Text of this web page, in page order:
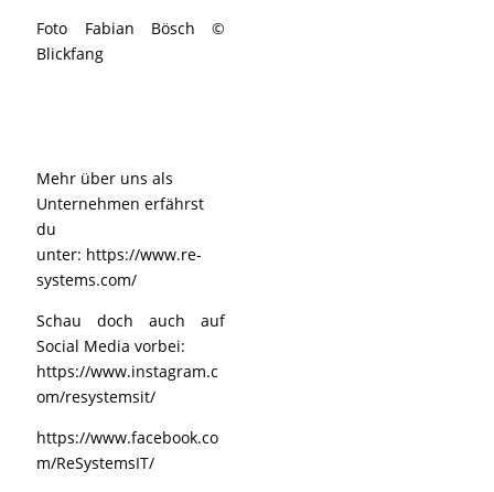
Foto Fabian Bösch ©
Blickfang
Mehr über uns als
Unternehmen erfährst
du
unter: https://www.re-
systems.com/
Schau doch auch auf
Social Media vorbei:
https://www.instagram.c
om/resystemsit/
https://www.facebook.co
m/ReSystemsIT/